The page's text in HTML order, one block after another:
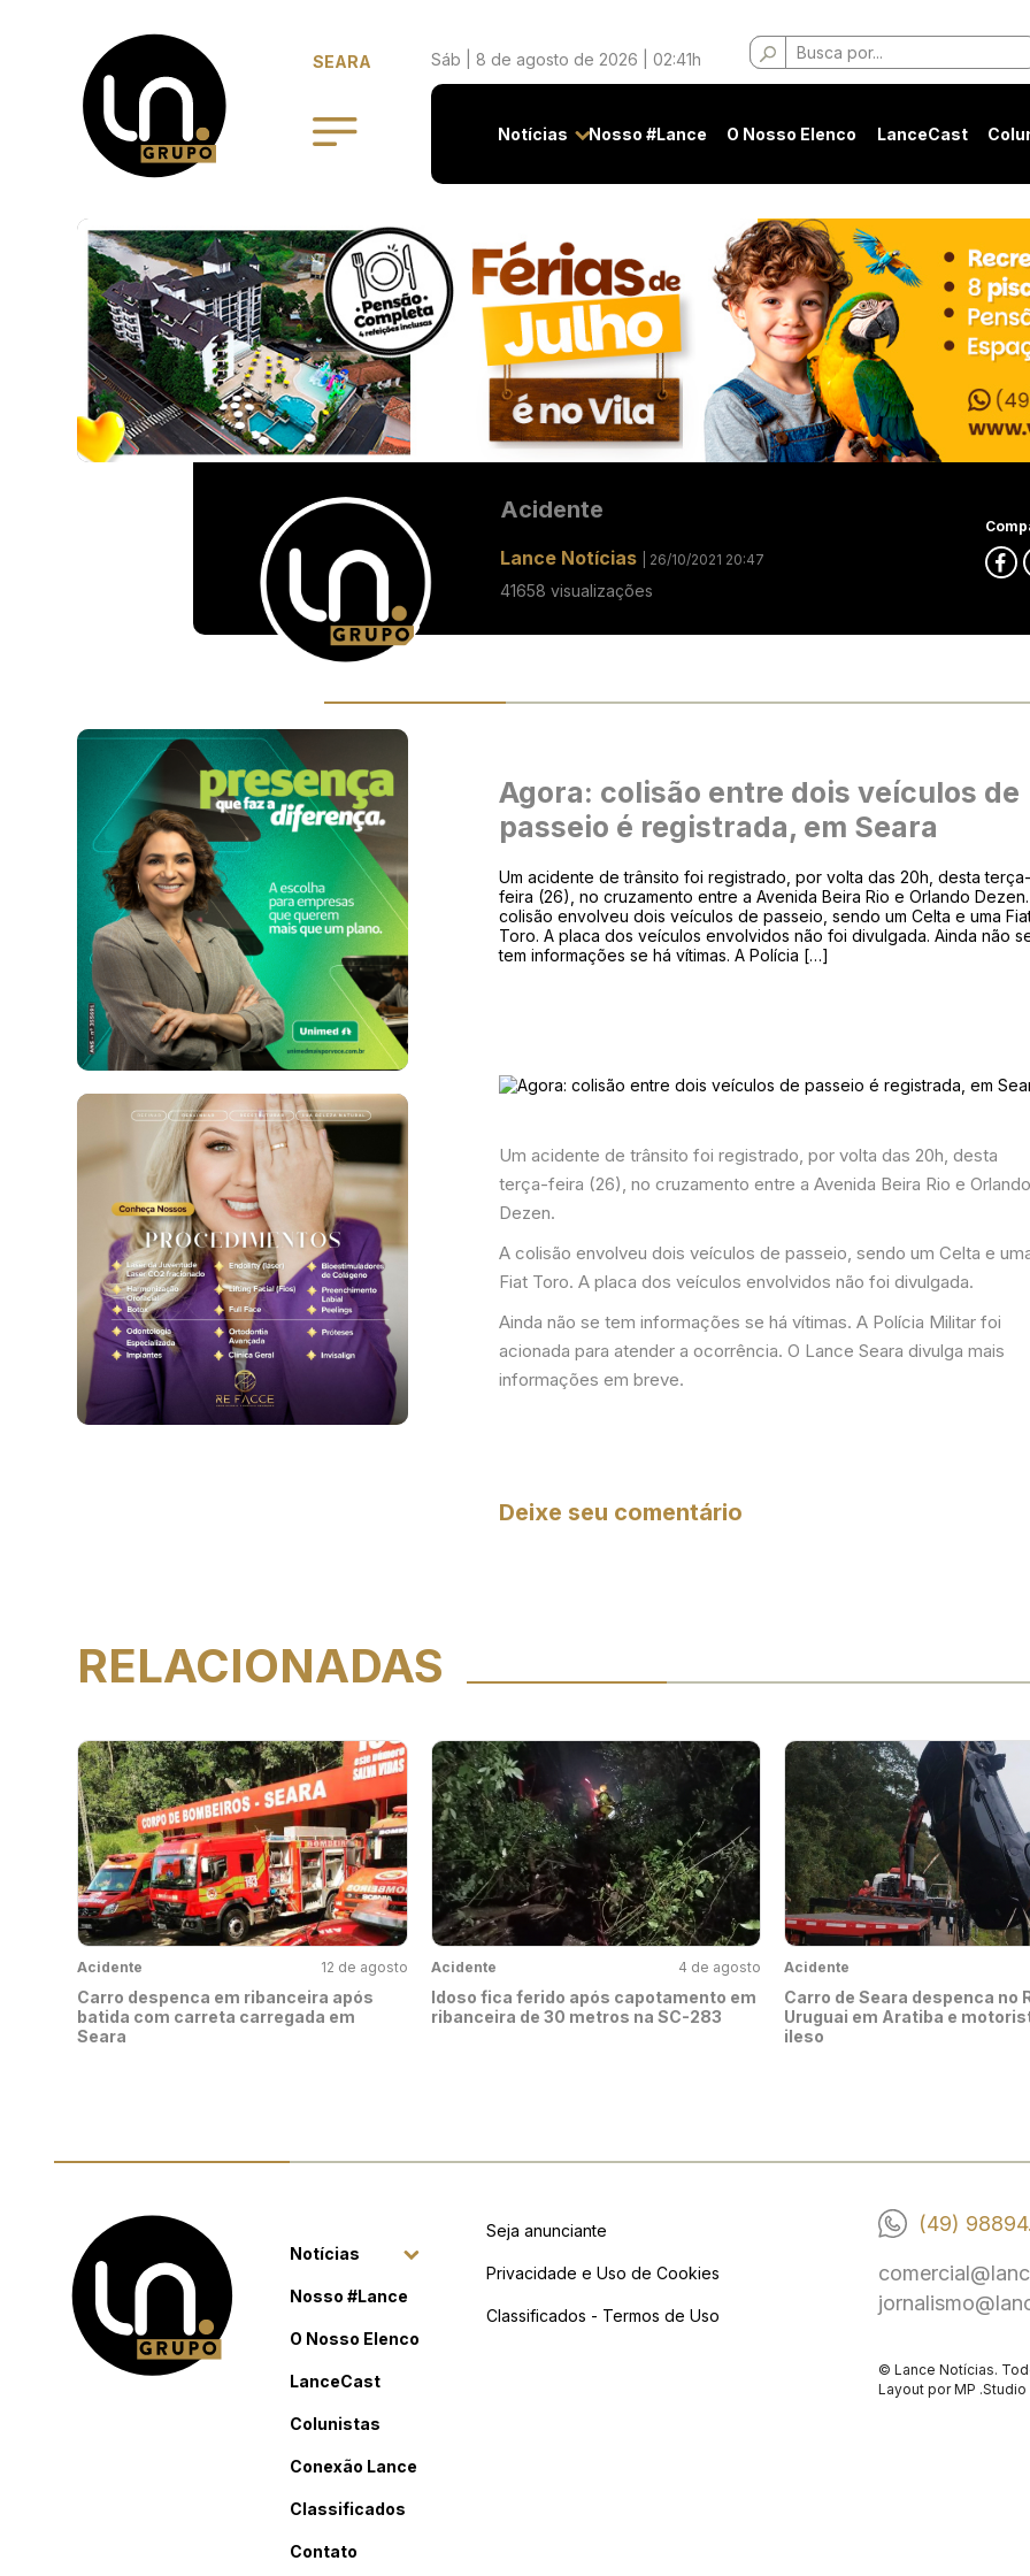
SEARA Sáb | 8 de agosto de 2026 | 02:41h
Buscar
por:
Notícias Nosso #Lance O Nosso Elenco LanceCast
Acidente
Lance Notícias | 26/10/2021 20:47
41658 visualizações
Agora: colisão entre dois veículos de
passeio é registrada, em Seara
Um acidente de trânsito foi registrado, por volta das 20h, desta
feira (26), no cruzamento entre a Avenida Beira Rio e Orlando
colisão envolveu dois veículos de passeio, sendo um Celta e uma
Toro. A placa dos veículos envolvidos não foi divulgada. Ainda não
tem informações se há vítimas. A Polícia […]
Um acidente de trânsito foi registrado, por volta das 20h, desta
terça-feira (26), no cruzamento entre a Avenida Beira Rio e
Dezen.
A colisão envolveu dois veículos de passeio, sendo um Celta e
Fiat Toro. A placa dos veículos envolvidos não foi divulgada.
Ainda não se tem informações se há vítimas. A Polícia Militar foi
acionada para atender a ocorrência. O Lance Seara divulga mais
informações em breve.
Deixe seu comentário
RELACIONADAS
Acidente 12 de agosto
Carro despenca em ribanceira após
batida com carreta carregada em
Seara
Acidente 4 de agosto
Idoso fica ferido após capotamento em
ribanceira de 30 metros na SC-283
Acidente
Carro de Seara despenca no
Uruguai em Aratiba e
ileso
Notícias
Nosso #Lance
O Nosso Elenco
LanceCast
Colunistas
Conexão Lance
Classificados
Contato
Seja anunciante
Privacidade e Uso de Cookies
Classificados - Termos de Uso
(49)
© Lance Notícias.
Layout porMP